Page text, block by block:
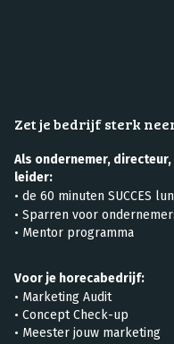
Zet je bedrijf sterk
Als ondernemer, directeur,
leider:
• de 60 minuten SUCCES
• Sparren voor
• Mentor programma
Voor je horecabedrijf:
• Marketing Audit
• Concept Check-up
• Meester jouw marketing